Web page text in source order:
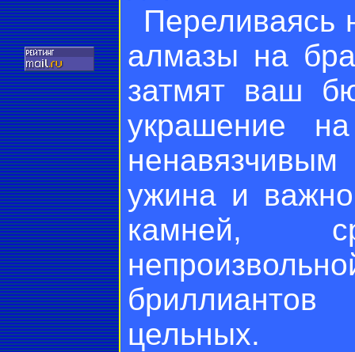
Переливаясь
алмазы на
затмят ваш
украшение
ужина и
камней,
цельных.